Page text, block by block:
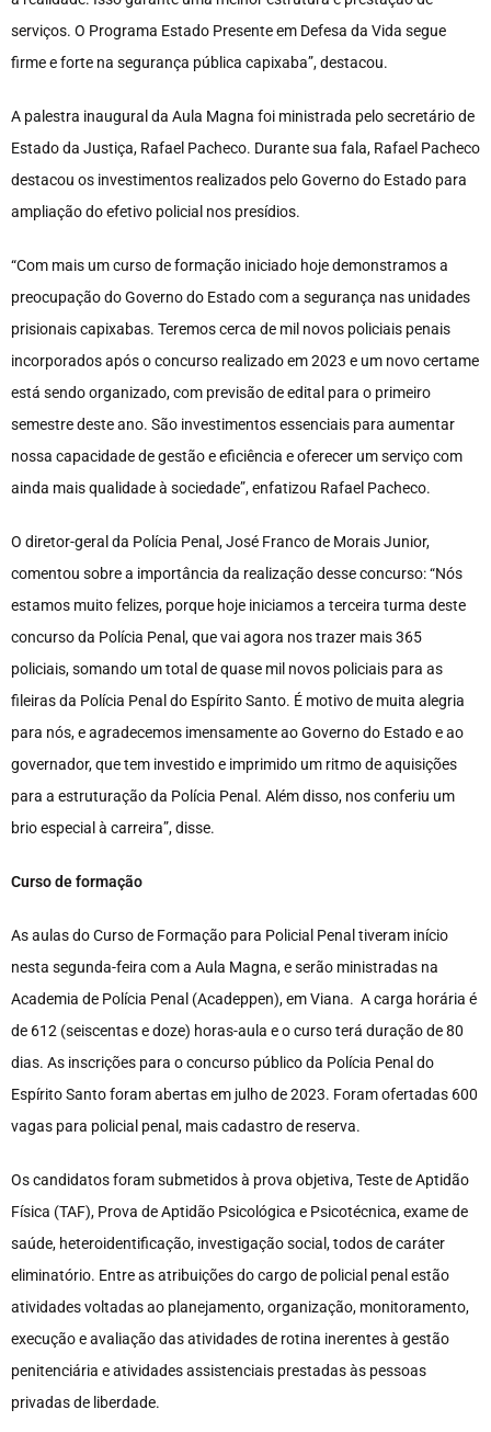
serviços. O Programa Estado Presente em Defesa da Vida segue
firme e forte na segurança pública capixaba”, destacou.
A palestra inaugural da Aula Magna foi ministrada pelo secretário de
Estado da Justiça, Rafael Pacheco. Durante sua fala, Rafael Pacheco
destacou os investimentos realizados pelo Governo do Estado para
ampliação do efetivo policial nos presídios.
“Com mais um curso de formação iniciado hoje demonstramos a
preocupação do Governo do Estado com a segurança nas unidades
prisionais capixabas. Teremos cerca de mil novos policiais penais
incorporados após o concurso realizado em 2023 e um novo certame
está sendo organizado, com previsão de edital para o primeiro
semestre deste ano. São investimentos essenciais para aumentar
nossa capacidade de gestão e eficiência e oferecer um serviço com
ainda mais qualidade à sociedade”, enfatizou Rafael Pacheco.
O diretor-geral da Polícia Penal, José Franco de Morais Junior,
comentou sobre a importância da realização desse concurso: “Nós
estamos muito felizes, porque hoje iniciamos a terceira turma deste
concurso da Polícia Penal, que vai agora nos trazer mais 365
policiais, somando um total de quase mil novos policiais para as
fileiras da Polícia Penal do Espírito Santo. É motivo de muita alegria
para nós, e agradecemos imensamente ao Governo do Estado e ao
governador, que tem investido e imprimido um ritmo de aquisições
para a estruturação da Polícia Penal. Além disso, nos conferiu um
brio especial à carreira”, disse.
Curso de formação
As aulas do Curso de Formação para Policial Penal tiveram início
nesta segunda-feira com a Aula Magna, e serão ministradas na
Academia de Polícia Penal (Acadeppen), em Viana. A carga horária é
de 612 (seiscentas e doze) horas-aula e o curso terá duração de 80
dias. As inscrições para o concurso público da Polícia Penal do
Espírito Santo foram abertas em julho de 2023. Foram ofertadas 600
vagas para policial penal, mais cadastro de reserva.
Os candidatos foram submetidos à prova objetiva, Teste de Aptidão
Física (TAF), Prova de Aptidão Psicológica e Psicotécnica, exame de
saúde, heteroidentificação, investigação social, todos de caráter
eliminatório. Entre as atribuições do cargo de policial penal estão
atividades voltadas ao planejamento, organização, monitoramento,
execução e avaliação das atividades de rotina inerentes à gestão
penitenciária e atividades assistenciais prestadas às pessoas
privadas de liberdade.